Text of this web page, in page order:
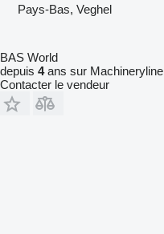
Pays-Bas, Veghel
BAS World
depuis 4ans sur Machineryline
Contacter le vendeur